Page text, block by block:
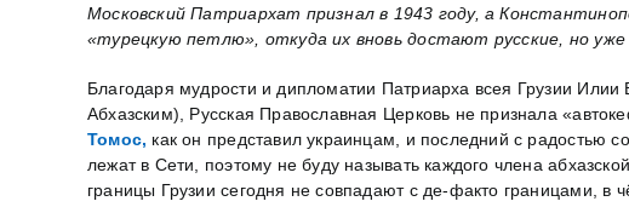
Московский Патриархат признал в 1943 году, а
«турецкую петлю», откуда их вновь достают русские, но
Благодаря мудрости и дипломатии Патриарха всея Грузии
Абхазским), Русская Православная Церковь не признала
Томос, как он представил украинцам, и последний с радостью
лежат в Сети, поэтому не буду называть каждого члена
границы Грузии сегодня не совпадают с де-факто границами, в